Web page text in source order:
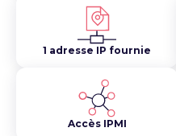
1 adresse IP fournie
Accès IPMI